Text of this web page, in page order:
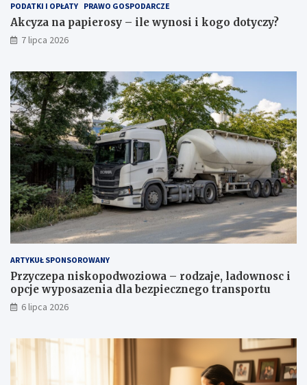
PODATKI I OPŁATY PRAWO GOSPODARCZE
Akcyza na papierosy – ile wynosi i kogo dotyczy?
7 lipca 2026
ARTYKUŁ SPONSOROWANY
Przyczepa niskopodwoziowa – rodzaje, ladownosc i
opcje wyposazenia dla bezpiecznego transportu
6 lipca 2026